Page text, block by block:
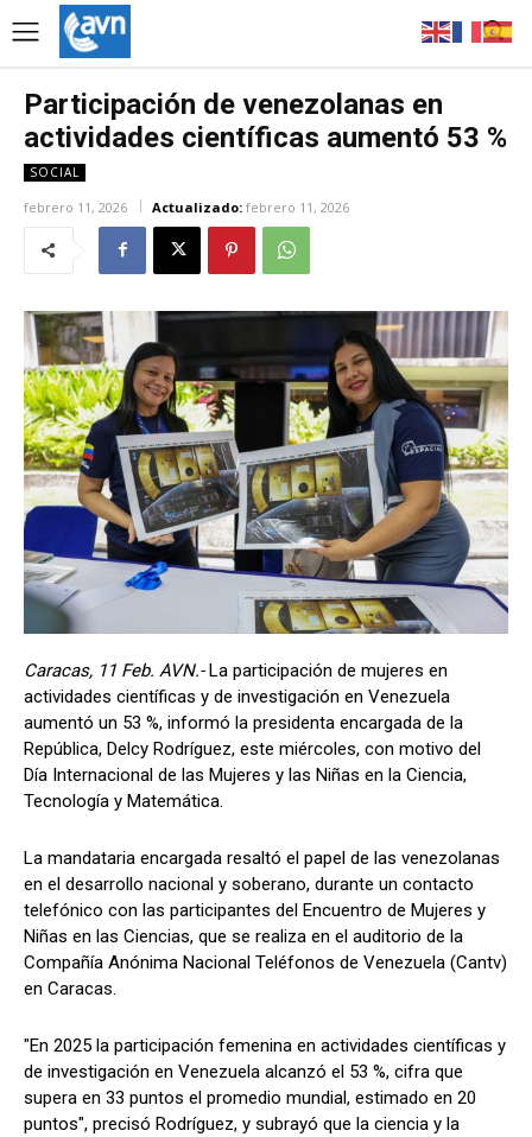
Participación de venezolanas en
actividades científicas aumentó 53 %
SOCIAL
febrero 11, 2026 Actualizado: febrero 11, 2026
Caracas, 11 Feb. AVN.-La participación de mujeres en
actividades científicas y de investigación en Venezuela
aumentó un 53 %, informó la presidenta encargada de la
República, Delcy Rodríguez, este miércoles, con motivo del
Día Internacional de las Mujeres y las Niñas en la Ciencia,
Tecnología y Matemática.
La mandataria encargada resaltó el papel de las venezolanas
en el desarrollo nacional y soberano, durante un contacto
telefónico con las participantes del Encuentro de Mujeres y
Niñas en las Ciencias, que se realiza en el auditorio de la
Compañía Anónima Nacional Teléfonos de Venezuela (Cantv)
en Caracas.
"En 2025 la participación femenina en actividades científicas y
de investigación en Venezuela alcanzó el 53 %, cifra que
supera en 33 puntos el promedio mundial, estimado en 20
puntos", precisó Rodríguez, y subrayó que la ciencia y la